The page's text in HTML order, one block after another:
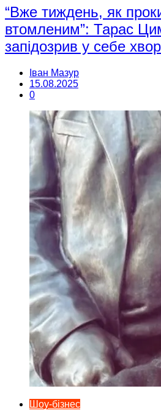
“Вже тиждень, як
втомленим”: Тарас
запідозрив у себе
Іван Мазур
15.08.2025
0
Шоу-бізнес